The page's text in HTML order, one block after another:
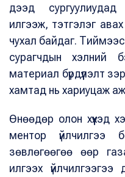
дээд
илгээж, тэтгэлэг авах
чухал байдаг.
сурагчдын хэлний
материал бүрдүүлэлт
хамтад нь хариуцаж
Өнөөдөр олон хүүхэд
ментор үйлчилгээ
зөвлөгөөгөө өөр
илгээх